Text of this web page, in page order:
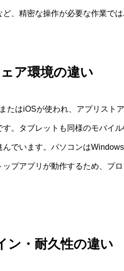
、精密な操作が必要な作業で
ア環境の違い
たはiOSが使われ、アプリスト
す。タブレットも同様のモバイ
んでいます。パソコンは
ップアプリが動作するため、プ
ン・耐久性の違い